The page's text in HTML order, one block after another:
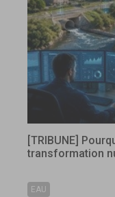
[TRIBUNE]
transformation
EAU